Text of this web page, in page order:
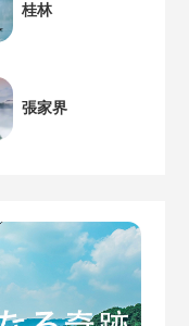
桂林
張家界